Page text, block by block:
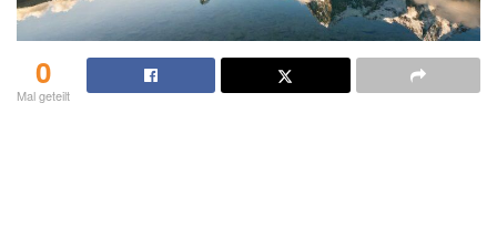
0
Mal geteilt